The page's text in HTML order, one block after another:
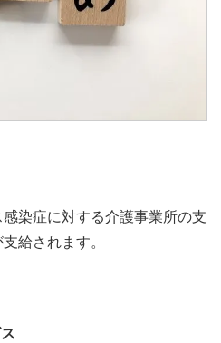
染症に対する介護事業所の支
給されます。